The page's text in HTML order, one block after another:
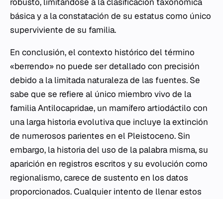
básica y a la constatación de su estatus como único
superviviente de su familia.
En conclusión, el contexto histórico del término
«berrendo» no puede ser detallado con precisión
debido a la limitada naturaleza de las fuentes. Se
sabe que se refiere al único miembro vivo de la
familia Antilocapridae, un mamífero artiodáctilo con
una larga historia evolutiva que incluye la extinción
de numerosos parientes en el Pleistoceno. Sin
embargo, la historia del uso de la palabra misma, su
aparición en registros escritos y su evolución como
regionalismo, carece de sustento en los datos
proporcionados. Cualquier intento de llenar estos